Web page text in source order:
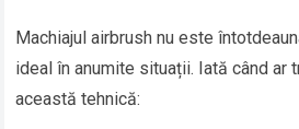
Machiajul airbrush nu este
ideal în anumite situații. Iată când ar
această tehnică: